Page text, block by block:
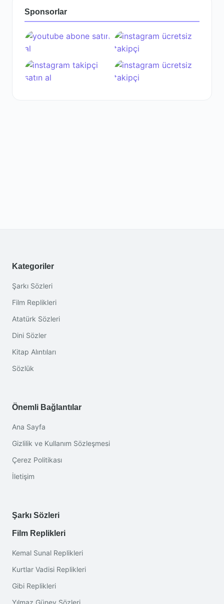
Sponsorlar
Kategoriler
Şarkı Sözleri
Film Replikleri
Atatürk Sözleri
Dini Sözler
Kitap Alıntıları
Sözlük
Önemli Bağlantılar
Ana Sayfa
Gizlilik ve Kullanım Sözleşmesi
Çerez Politikası
İletişim
Şarkı Sözleri
Film Replikleri
Kemal Sunal Replikleri
Kurtlar Vadisi Replikleri
Gibi Replikleri
Yılmaz Güney Sözleri